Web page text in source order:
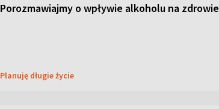
Porozmawiajmy o wpływie alkoholu na zdrowie
Planuję długie życie